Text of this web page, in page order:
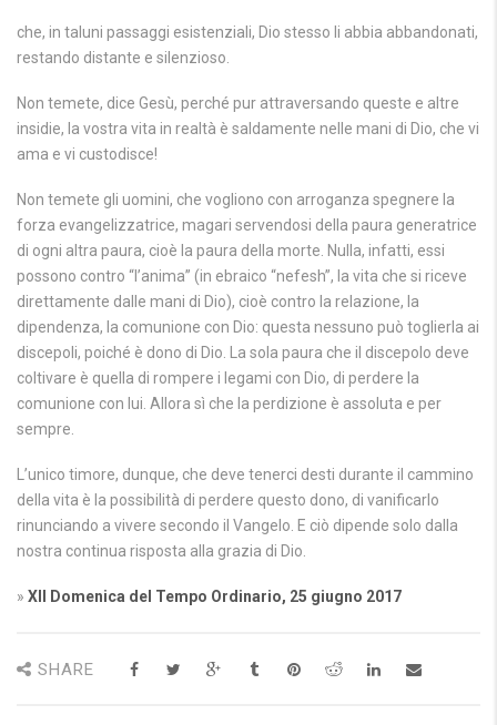
che, in taluni passaggi esistenziali, Dio stesso li abbia abbandonati,
restando distante e silenzioso.
Non temete, dice Gesù, perché pur attraversando queste e altre
insidie, la vostra vita in realtà è saldamente nelle mani di Dio, che vi
ama e vi custodisce!
Non temete gli uomini, che vogliono con arroganza spegnere la
forza evangelizzatrice, magari servendosi della paura generatrice
di ogni altra paura, cioè la paura della morte. Nulla, infatti, essi
possono contro “l’anima” (in ebraico “nefesh”, la vita che si riceve
direttamente dalle mani di Dio), cioè contro la relazione, la
dipendenza, la comunione con Dio: questa nessuno può toglierla ai
discepoli, poiché è dono di Dio. La sola paura che il discepolo deve
coltivare è quella di rompere i legami con Dio, di perdere la
comunione con lui. Allora sì che la perdizione è assoluta e per
sempre.
L’unico timore, dunque, che deve tenerci desti durante il cammino
della vita è la possibilità di perdere questo dono, di vanificarlo
rinunciando a vivere secondo il Vangelo. E ciò dipende solo dalla
nostra continua risposta alla grazia di Dio.
» XII Domenica del Tempo Ordinario, 25 giugno 2017
SHARE